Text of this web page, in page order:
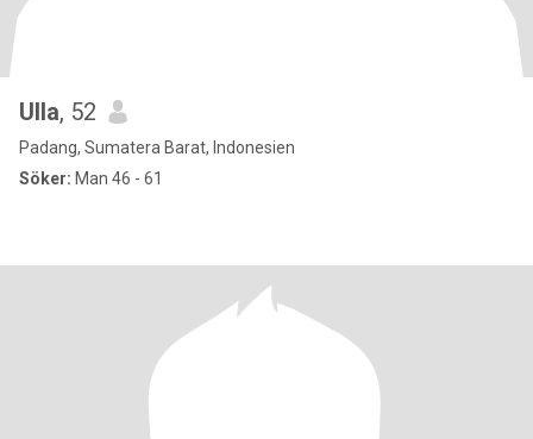
Ulla, 52
Padang, Sumatera Barat, Indonesien
Söker: Man 46 - 61